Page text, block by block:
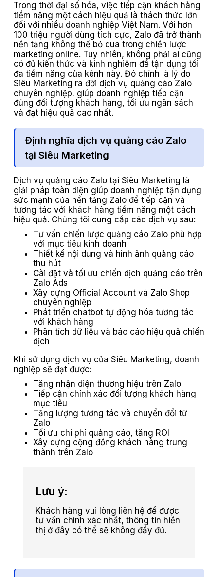
Trong thời đại số hóa, việc tiếp cận khách hàng
tiềm năng một cách hiệu quả là thách thức lớn
đối với nhiều doanh nghiệp Việt Nam. Với hơn
100 triệu người dùng tích cực, Zalo đã trở thành
nền tảng không thể bỏ qua trong chiến lược
marketing online. Tuy nhiên, không phải ai cũng
có đủ kiến thức và kinh nghiệm để tận dụng tối
đa tiềm năng của kênh này. Đó chính là lý do
Siêu Marketing ra đời dịch vụ quảng cáo Zalo
chuyên nghiệp, giúp doanh nghiệp tiếp cận
đúng đối tượng khách hàng, tối ưu ngân sách
và đạt hiệu quả cao nhất.
Định nghĩa dịch vụ quảng cáo Zalo
tại Siêu Marketing
Dịch vụ quảng cáo Zalo tại Siêu Marketing là
giải pháp toàn diện giúp doanh nghiệp tận dụng
sức mạnh của nền tảng Zalo để tiếp cận và
tương tác với khách hàng tiềm năng một cách
hiệu quả. Chúng tôi cung cấp các dịch vụ sau:
Tư vấn chiến lược quảng cáo Zalo phù hợp
với mục tiêu kinh doanh
Thiết kế nội dung và hình ảnh quảng cáo
thu hút
Cài đặt và tối ưu chiến dịch quảng cáo trên
Zalo Ads
Xây dựng Official Account và Zalo Shop
chuyên nghiệp
Phát triển chatbot tự động hóa tương tác
với khách hàng
Phân tích dữ liệu và báo cáo hiệu quả chiến
dịch
Khi sử dụng dịch vụ của Siêu Marketing, doanh
nghiệp sẽ đạt được:
Tăng nhận diện thương hiệu trên Zalo
Tiếp cận chính xác đối tượng khách hàng
mục tiêu
Tăng lượng tương tác và chuyển đổi từ
Zalo
Tối ưu chi phí quảng cáo, tăng ROI
Xây dựng cộng đồng khách hàng trung
thành trên Zalo
Lưu ý:
Khách hàng vui lòng liên hệ để được
tư vấn chính xác nhất, thông tin hiển
thị ở đây có thể sẽ không đầy đủ.